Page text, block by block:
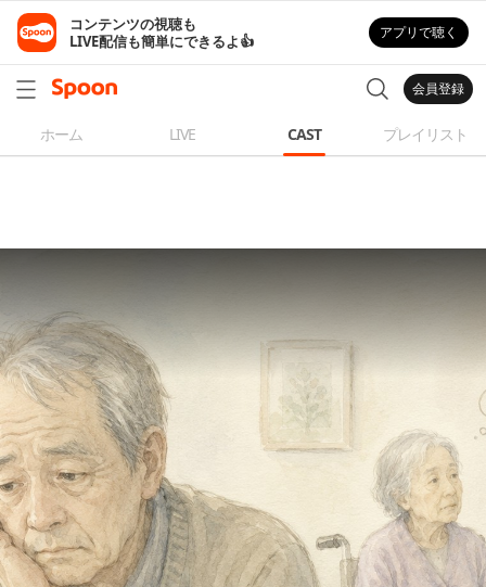
コンテンツの視聴も
LIVE配信も簡単にできるよ👍
アプリで聴く
会員登録
ホーム LIVE CAST プレイリスト